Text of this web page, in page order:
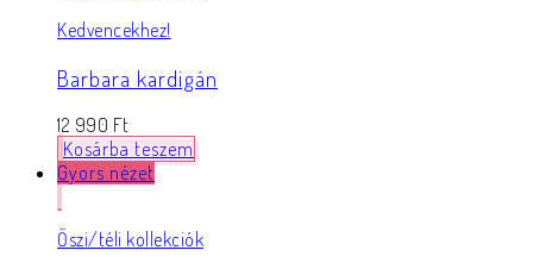
Kedvencekhez!
Barbara kardigán
12 990 Ft
Kosárba teszem
Gyors nézet
Őszi/téli kollekciók